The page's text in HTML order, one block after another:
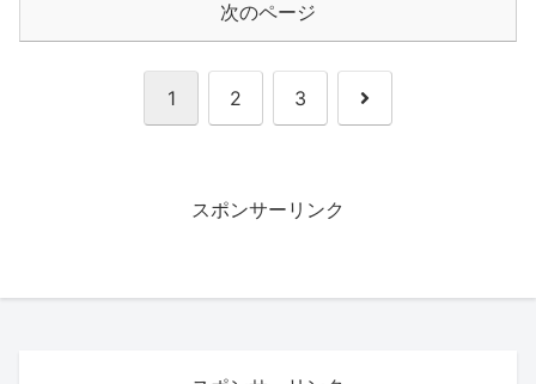
次のページ
1 2 3 次
スポンサーリンク